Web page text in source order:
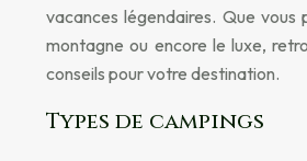
vacances légendaires. Que vous
montagne ou encore le luxe,
conseils pour votre destination.
Types de campings